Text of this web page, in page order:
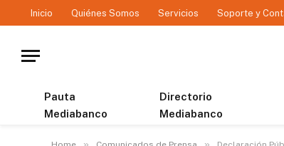
Inicio Quiénes Somos Servicios Soporte y
Pauta
Mediabanco
Directorio
Mediabanco